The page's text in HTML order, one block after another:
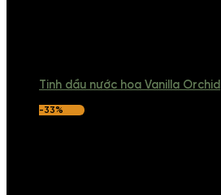
Tinh dầu nước hoa Vanilla Orchid
-33%